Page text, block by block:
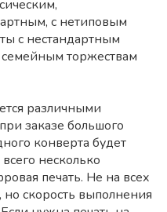
с нетиповым
с нестандартным
торжествам
различными
заказе большого
конверта будет
несколько
печать. Не на всех
но скорость выполнения